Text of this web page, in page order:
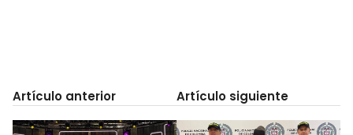
Artículo anterior Artículo siguiente